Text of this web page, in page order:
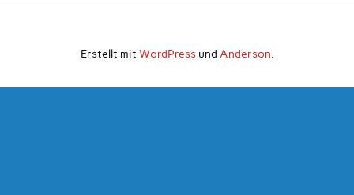
Erstellt mit WordPressund Anderson.